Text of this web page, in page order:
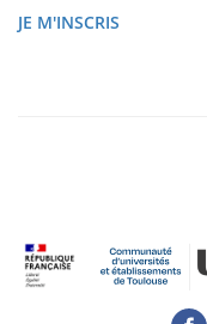
JE M'INSCRIS